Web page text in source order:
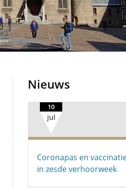
Nieuws
10
jul
Coronapas en
in zesde verhoorweek